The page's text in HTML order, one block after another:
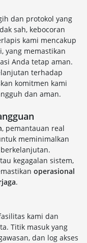
dan protokol yang
sah, kebocoran
kami mencakup
yang memastikan
Anda tetap aman.
terhadap
komitmen kami
dan aman.
, pemantauan real
meminimalkan
kegagalan sistem,
operasional
.
kami dan
Titik masuk yang
dan log akses